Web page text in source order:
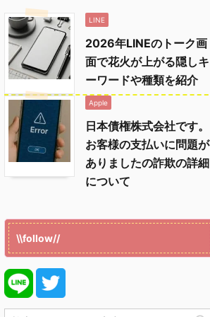
LINE
2026年LINEのトーク画
面で花火が上がる隠しキ
ーワードや種類を紹介
Apple
日本債権株式会社です。
お客様の支払いに問題が
ありましたの詐欺の詳細
について
\\follow//